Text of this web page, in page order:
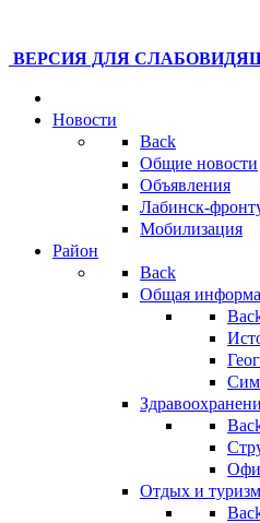
ВЕРСИЯ ДЛЯ
Новости
Back
Общие новости
Объявления
Лабинск-
Мобилизация
Район
Back
Общая
Отдых и туризм